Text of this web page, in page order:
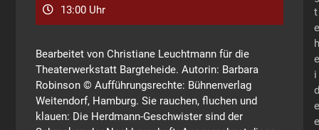
13:00 Uhr
Bearbeitet von Christiane Leuchtmann für die
Theaterwerkstatt Bargteheide. Autorin: Barbara
Robinson © Aufführungsrechte: Bühnenverlag
Weitendorf, Hamburg. Sie rauchen, fluchen und
klauen: Die Herdmann-Geschwister sind der
t
e
h
e
i
d
e
e